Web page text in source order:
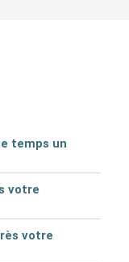
temps un
votre
votre